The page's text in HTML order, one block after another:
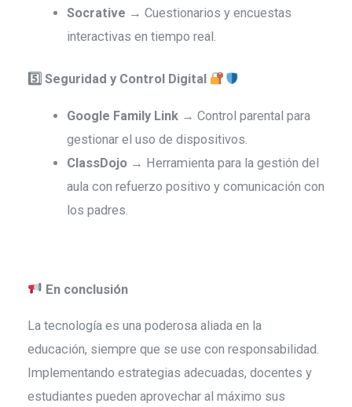
Socrative → Cuestionarios y encuestas
interactivas en tiempo real.
5️ Seguridad y Control Digital
Google Family Link→ Control parental para
gestionar el uso de dispositivos.
ClassDojo→ Herramienta para la gestión del
aula con refuerzo positivo y comunicación con
los padres.
En conclusión
La tecnología es una poderosa aliada en la
educación, siempre que se use con responsabilidad.
Implementando estrategias adecuadas, docentes y
estudiantes pueden aprovechar al máximo sus